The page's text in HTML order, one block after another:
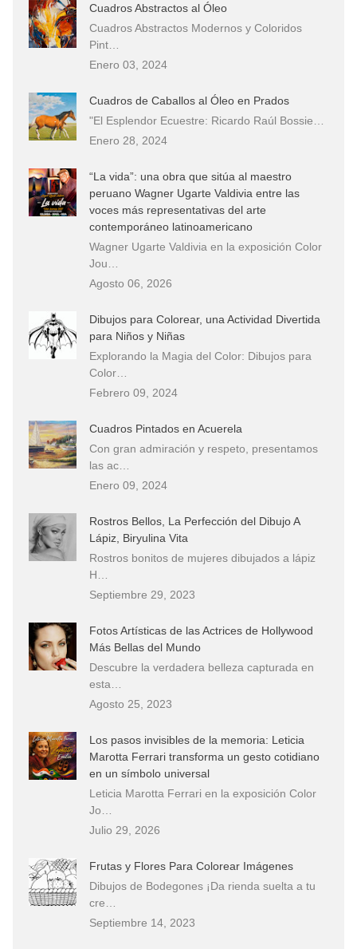
Cuadros Abstractos al Óleo
Cuadros Abstractos Modernos y Coloridos
Pint…
Enero 03, 2024
Cuadros de Caballos al Óleo en Prados
"El Esplendor Ecuestre: Ricardo Raúl Bossie…
Enero 28, 2024
“La vida”: una obra que sitúa al maestro
peruano Wagner Ugarte Valdivia entre las
voces más representativas del arte
contemporáneo latinoamericano
Wagner Ugarte Valdivia en la exposición Color
Jou…
Agosto 06, 2026
Dibujos para Colorear, una Actividad Divertida
para Niños y Niñas
Explorando la Magia del Color: Dibujos para
Color…
Febrero 09, 2024
Cuadros Pintados en Acuerela
Con gran admiración y respeto, presentamos
las ac…
Enero 09, 2024
Rostros Bellos, La Perfección del Dibujo A
Lápiz, Biryulina Vita
Rostros bonitos de mujeres dibujados a lápiz
H…
Septiembre 29, 2023
Fotos Artísticas de las Actrices de Hollywood
Más Bellas del Mundo
Descubre la verdadera belleza capturada en
esta…
Agosto 25, 2023
Los pasos invisibles de la memoria: Leticia
Marotta Ferrari transforma un gesto cotidiano
en un símbolo universal
Leticia Marotta Ferrari en la exposición Color
Jo…
Julio 29, 2026
Frutas y Flores Para Colorear Imágenes
Dibujos de Bodegones ¡Da rienda suelta a tu
cre…
Septiembre 14, 2023